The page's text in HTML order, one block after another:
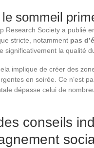
sommeil
Research Society a publié
stricte, notamment pas
significativement la qualité
implique de créer des
en soirée. Ce n’est
dépasse celui de
conseils